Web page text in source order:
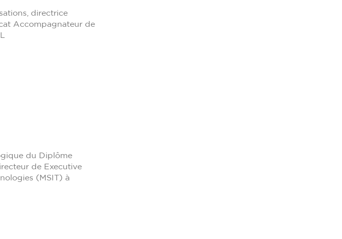
directrice
Accompagnateur de
du Diplôme
de Executive
(MSIT) à